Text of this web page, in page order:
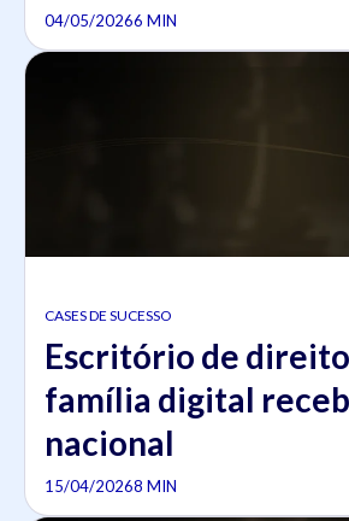
04/05/20266 MIN
CASES DE SUCESSO
Escritório de
família digital
nacional
15/04/20268 MIN